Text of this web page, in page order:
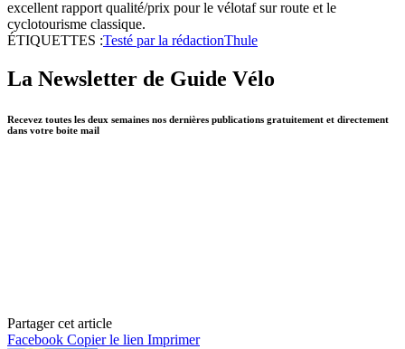
excellent rapport qualité/prix pour le vélotaf sur route et le
cyclotourisme classique.
ÉTIQUETTES :Testé par la rédactionThule
La Newsletter de Guide Vélo
Recevez toutes les deux semaines nos dernières publications gratuitement et directement
dans votre boite mail
Partager cet article
Facebook Copier le lien Imprimer